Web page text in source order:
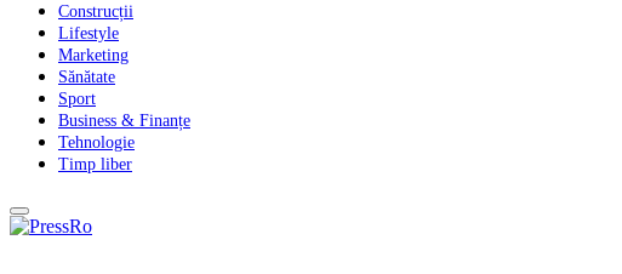
Construcții
Lifestyle
Marketing
Sănătate
Sport
Business & Finanțe
Tehnologie
Timp liber